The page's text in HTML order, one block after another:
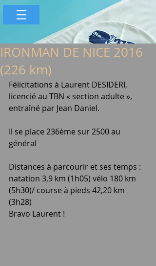
IRONMAN DE NICE 2016
(226 km)
Félicitations à Laurent DESIDERI,
licencié au TBN « section adulte »,
entraîné par Jean Daniel.
Il se place 236ème sur 2500 au
général
Distances à parcourir et ses temps :
natation 3,9 km (1h05) vélo 180 km
(5h30)/ course à pieds 42,20 km
(3h28)
Bravo Laurent !